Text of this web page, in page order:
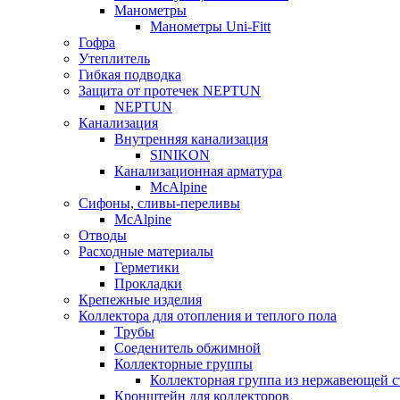
Манометры
Манометры Uni-Fitt
Гофра
Утеплитель
Гибкая подводка
Защита от протечек NEPTUN
NEPTUN
Канализация
Внутренняя канализация
SINIKON
Канализационная арматура
McAlpine
Сифоны, сливы-переливы
McAlpine
Отводы
Расходные материалы
Герметики
Прокладки
Крепежные изделия
Коллектора для отопления и теплого пола
Tрубы
Соеденитель обжимной
Коллекторные группы
Коллекторная группа из нержавеющей
Кронштейн для коллекторов